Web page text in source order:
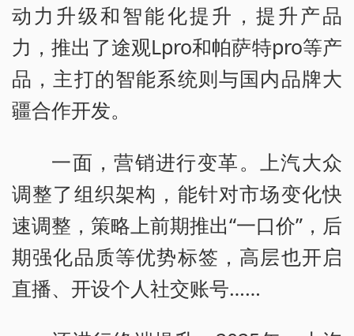
动力升级和智能化提升，提升产品
力，推出了途观Lpro和帕萨特pro等产
品，主打的智能系统则与国内品牌大
疆合作开发。
一面，营销进行变革。上汽大众
调整了组织架构，能针对市场变化快
速调整，策略上前期推出“一口价”，后
期强化品质等优势标签，高层也开启
直播、开设个人社交账号……